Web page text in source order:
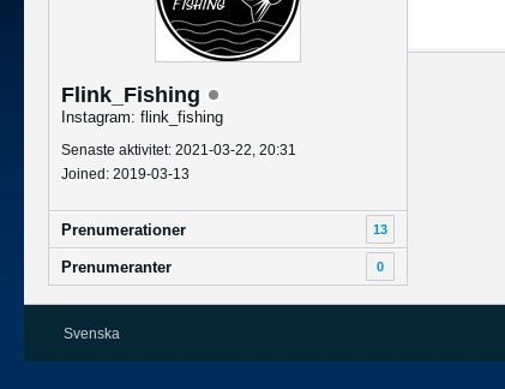
Flink_Fishing
Instagram: flink_fishing
Senaste aktivitet: 2021-03-22, 20:31
Joined: 2019-03-13
Prenumerationer 13
Prenumeranter 0
Svenska